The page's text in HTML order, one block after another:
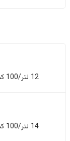
12 لتر/100 كم
14 لتر/100 كم